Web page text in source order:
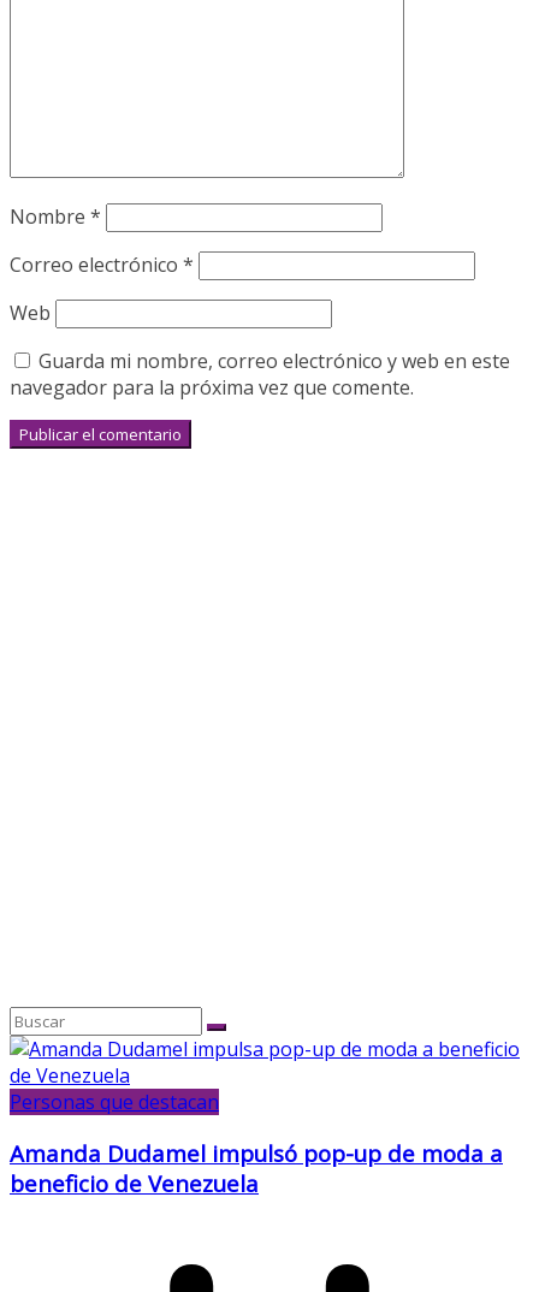
Nombre *
Correo electrónico *
Web
Guarda mi nombre, correo electrónico y web en este
navegador para la próxima vez que comente.
Personas que destacan
Amanda Dudamel impulsó pop-up de moda a
beneficio de Venezuela